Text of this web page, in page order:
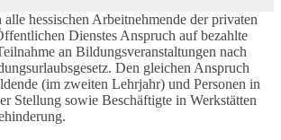
hessischen Arbeitnehmende der privaten
Dienstes Anspruch auf bezahlte
an Bildungsveranstaltungen nach
Den gleichen Anspruch
(im zweiten Lehrjahr) und Personen in
Stellung sowie Beschäftigte in Werkstätten